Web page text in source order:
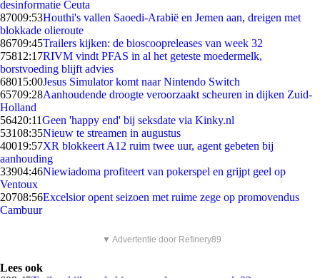
desinformatie Ceuta
87009:53Houthi's vallen Saoedi-Arabië en Jemen aan, dreigen met
blokkade olieroute
86709:45Trailers kijken: de bioscoopreleases van week 32
75812:17RIVM vindt PFAS in al het geteste moedermelk,
borstvoeding blijft advies
68015:00Jesus Simulator komt naar Nintendo Switch
65709:28Aanhoudende droogte veroorzaakt scheuren in dijken Zuid-
Holland
56420:11Geen 'happy end' bij seksdate via Kinky.nl
53108:35Nieuw te streamen in augustus
40019:57XR blokkeert A12 ruim twee uur, agent gebeten bij
aanhouding
33904:46Niewiadoma profiteert van pokerspel en grijpt geel op
Ventoux
20708:56Excelsior opent seizoen met ruime zege op promovendus
Cambuur
▼ Advertentie door Refinery89
Lees ook